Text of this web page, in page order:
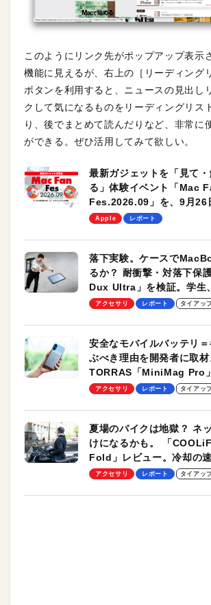
このようにリンク先がポップアップ表示
機能に見えるが、右上の［リーディング
ボタンを利用すると、ニュースの見出し
クして気になるものをリーディングリス
り、後でまとめて読んだりなど、非常に
ができる。ぜひ活用してみて欲しい。
最新ガジェットを「見て
る」体験イベント「Mac
Fes.2026.09」を、9月26
します！
Apple レポート
落下実験。ケースで
るか？ 耐衝撃・対落下保
Dux Ultra」を検証。学生
のモバイルユースに最適！
アクセサリ レポート タイアッ
安全なモバイルバッテリ
ぶべき理由を開発者に取材
TORRAS「MiniMag Pro
ーも
アクセサリ レポート タイアッ
夏場のバイクは地獄？ ネ
けになるかも。 「
Fold」レビュー。冷却の
却プレート、シンプルな操
アクセサリ レポート タイアッ